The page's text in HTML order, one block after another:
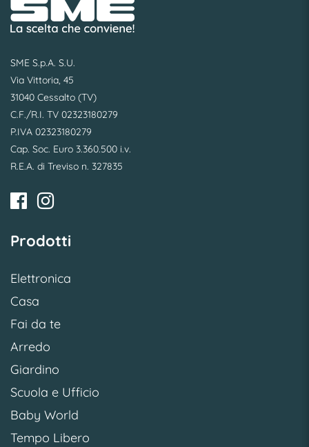
SME S.p.A. S.U.
Via Vittoria, 45
31040 Cessalto (TV)
C.F./R.I. TV 02323180279
P.IVA 02323180279
Cap. Soc. Euro 3.360.500 i.v.
R.E.A. di Treviso n. 327835
Prodotti
Elettronica
Casa
Fai da te
Arredo
Giardino
Scuola e Ufficio
Baby World
Tempo Libero